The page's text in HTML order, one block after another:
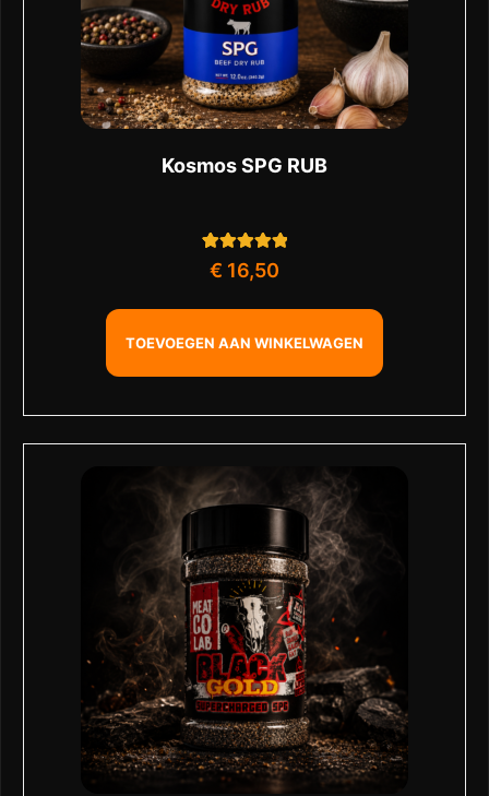
Kosmos SPG RUB
Gewaardeerd
5.00
gebaseerd op
waardering
€ 16,50
TOEVOEGEN AAN WINKELWAGEN